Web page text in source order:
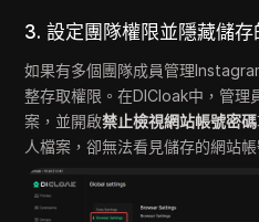
3. 設定團隊權限並隱藏儲存
如果有多個團隊成員管理
整存取權限。在DICloak中，管理
案，並開啟禁止檢視網站帳號密碼
人檔案，卻無法看見儲存的網站帳